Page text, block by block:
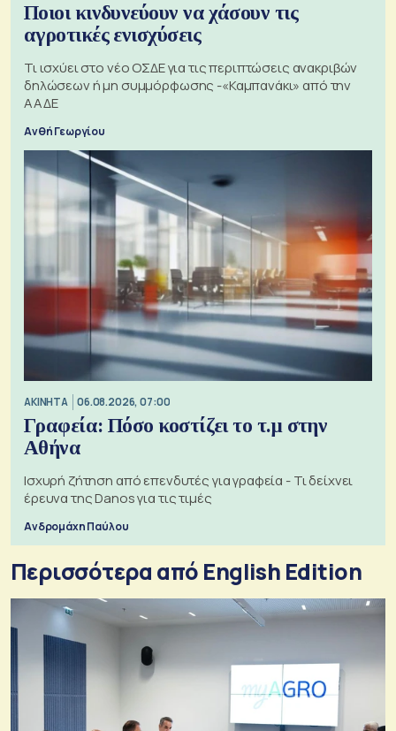
Ποιοι κινδυνεύουν να χάσουν τις
αγροτικές ενισχύσεις
Τι ισχύει στο νέο ΟΣΔΕ για τις περιπτώσεις ανακριβών
δηλώσεων ή μη συμμόρφωσης -«Καμπανάκι» από την
ΑΑΔΕ
Ανθή Γεωργίου
ΑΚΙΝΗΤΑ 06.08.2026, 07:00
Γραφεία: Πόσο κοστίζει το τ.μ στην
Αθήνα
Ισχυρή ζήτηση από επενδυτές για γραφεία - Τι δείχνει
έρευνα της Danos για τις τιμές
Ανδρομάχη Παύλου
Περισσότερα από English Edition